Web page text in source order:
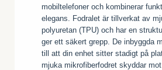
mobiltelefoner och kombinerar
elegans. Fodralet är tillverkat av
polyuretan (TPU) och har en
ger ett säkert grepp. De inbyggda
till att din enhet sitter stadigt på
mjuka mikrofiberfodret skyddar